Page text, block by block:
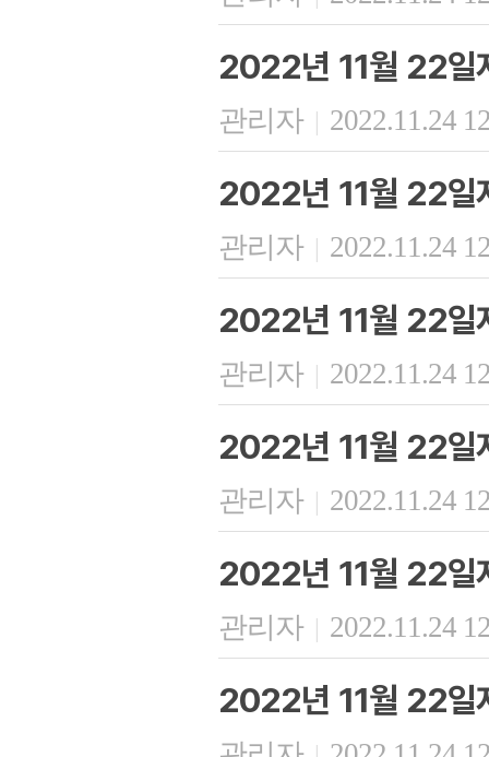
2022년 11월 22일
관리자 | 2022.11.24
2022년 11월 22일
관리자 | 2022.11.24
2022년 11월 22일
관리자 | 2022.11.24
2022년 11월 22일
관리자 | 2022.11.24
2022년 11월 22일
관리자 | 2022.11.24
2022년 11월 22